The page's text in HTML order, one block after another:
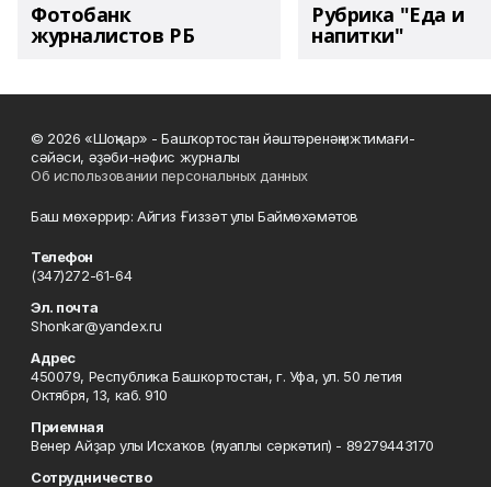
Фотобанк
журналистов РБ
Рубрика "Еда и
напитки"
© 2026 «Шоңҡар» - Башҡортостан йәштәренәң ижтимағи-
сәйәси, әҙәби-нәфис журналы
Об использовании персональных данных
Баш мөхәррир: Айгиз Ғиззәт улы Баймөхәмәтов
Телефон
(347)272-61-64
Эл. почта
Shonkar@yandex.ru
Адрес
450079, Республика Башкортостан, г. Уфа, ул. 50 летия
Октября, 13, каб. 910
Приемная
Венер Айҙар улы Исхаҡов (яуаплы сәркәтип) - 89279443170
Сотрудничество